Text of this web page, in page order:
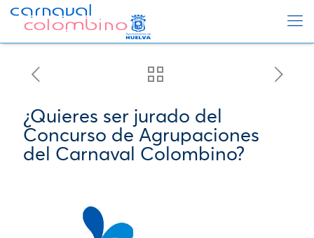
¿Quieres ser jurado del
Concurso de Agrupaciones
del Carnaval Colombino?